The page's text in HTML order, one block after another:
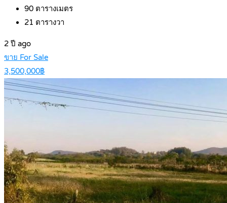
90 ตารางเมตร
21 ตารางวา
2 ปี ago
ขาย For Sale
3,500,000฿